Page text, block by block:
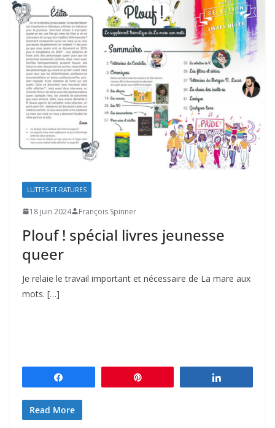
LUTTES-ET-RATURES
18 juin 2024 François Spinner
Plouf ! spécial livres jeunesse
queer
Je relaie le travail important et nécessaire de La mare aux
mots. […]
Read More